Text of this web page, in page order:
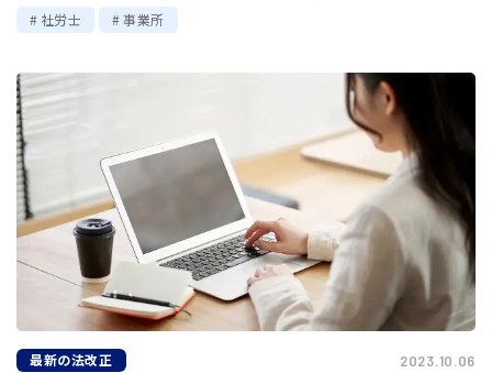
社労士 事業所
最新の法改正 2023.10.06